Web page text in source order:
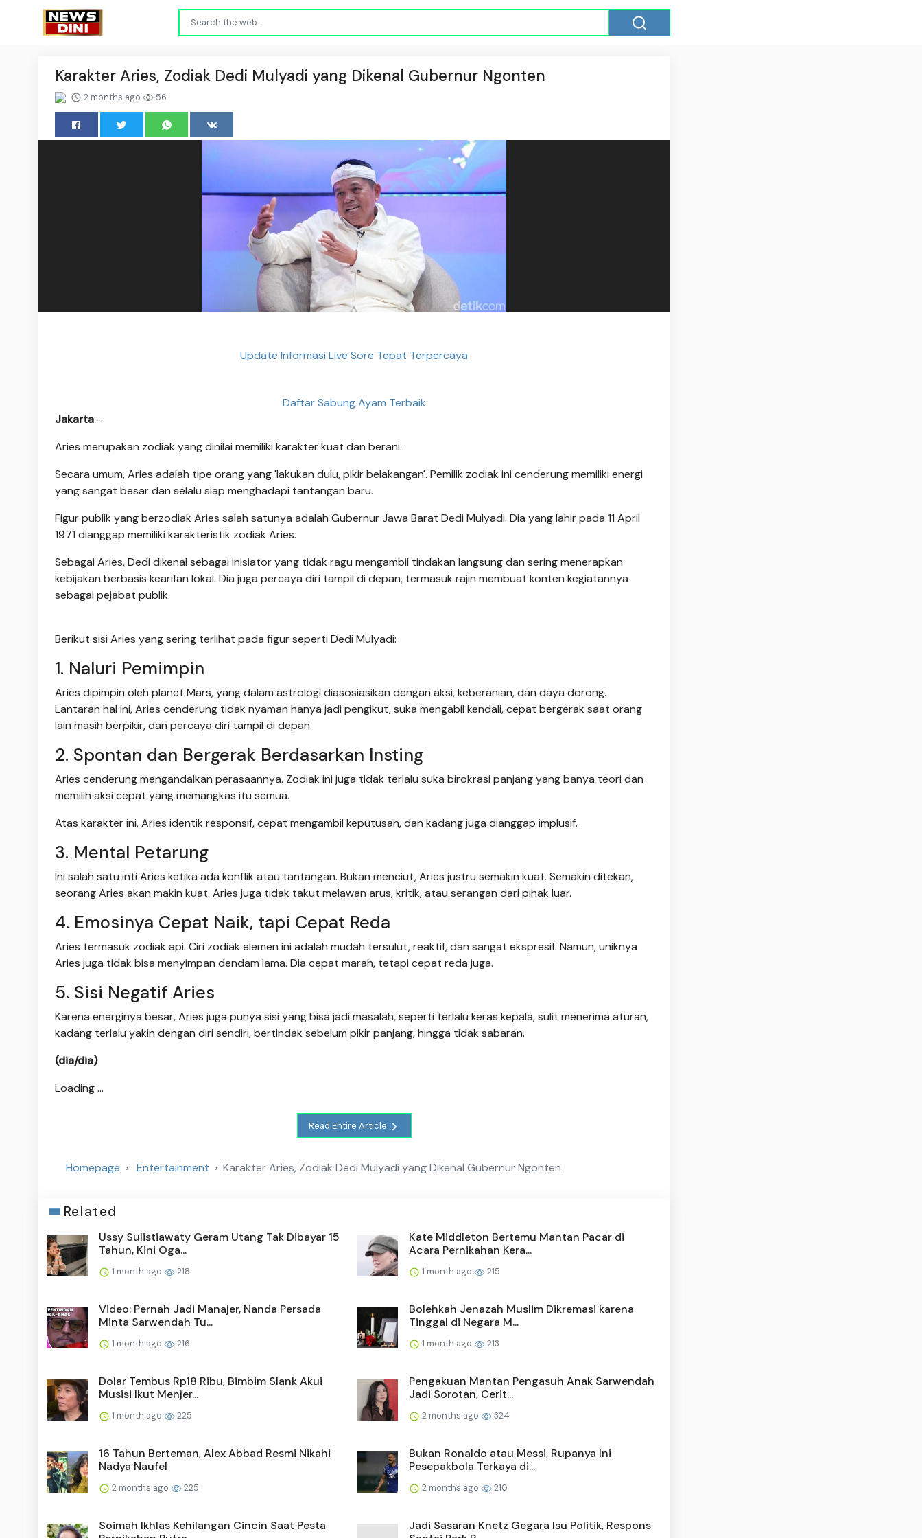
Karakter Aries, Zodiak Dedi Mulyadi yang Dikenal Gubernur Ngonten
2 months ago 56
Update Informasi Live Sore Tepat Terpercaya
Daftar Sabung Ayam Terbaik
Jakarta -
Aries merupakan zodiak yang dinilai memiliki karakter kuat dan berani.
Secara umum, Aries adalah tipe orang yang 'lakukan dulu, pikir belakangan'. Pemilik zodiak ini cenderung memiliki energi
yang sangat besar dan selalu siap menghadapi tantangan baru.
Figur publik yang berzodiak Aries salah satunya adalah Gubernur Jawa Barat Dedi Mulyadi. Dia yang lahir pada 11 April
1971 dianggap memiliki karakteristik zodiak Aries.
Sebagai Aries, Dedi dikenal sebagai inisiator yang tidak ragu mengambil tindakan langsung dan sering menerapkan
kebijakan berbasis kearifan lokal. Dia juga percaya diri tampil di depan, termasuk rajin membuat konten kegiatannya
sebagai pejabat publik.
Berikut sisi Aries yang sering terlihat pada figur seperti Dedi Mulyadi:
1. Naluri Pemimpin
Aries dipimpin oleh planet Mars, yang dalam astrologi diasosiasikan dengan aksi, keberanian, dan daya dorong.
Lantaran hal ini, Aries cenderung tidak nyaman hanya jadi pengikut, suka mengabil kendali, cepat bergerak saat orang
lain masih berpikir, dan percaya diri tampil di depan.
2. Spontan dan Bergerak Berdasarkan Insting
Aries cenderung mengandalkan perasaannya. Zodiak ini juga tidak terlalu suka birokrasi panjang yang banya teori dan
memilih aksi cepat yang memangkas itu semua.
Atas karakter ini, Aries identik responsif, cepat mengambil keputusan, dan kadang juga dianggap implusif.
3. Mental Petarung
Ini salah satu inti Aries ketika ada konflik atau tantangan. Bukan menciut, Aries justru semakin kuat. Semakin ditekan,
seorang Aries akan makin kuat. Aries juga tidak takut melawan arus, kritik, atau serangan dari pihak luar.
4. Emosinya Cepat Naik, tapi Cepat Reda
Aries termasuk zodiak api. Ciri zodiak elemen ini adalah mudah tersulut, reaktif, dan sangat ekspresif. Namun, uniknya
Aries juga tidak bisa menyimpan dendam lama. Dia cepat marah, tetapi cepat reda juga.
5. Sisi Negatif Aries
Karena energinya besar, Aries juga punya sisi yang bisa jadi masalah, seperti terlalu keras kepala, sulit menerima aturan,
kadang terlalu yakin dengan diri sendiri, bertindak sebelum pikir panjang, hingga tidak sabaran.
(dia/dia)
Loading ...
Read Entire Article
Homepage Entertainment Karakter Aries, Zodiak Dedi Mulyadi yang Dikenal Gubernur Ngonten
Related
Ussy Sulistiawaty Geram Utang Tak Dibayar 15
Tahun, Kini Oga...
1 month ago 218
Kate Middleton Bertemu Mantan Pacar di
Acara Pernikahan Kera...
1 month ago 215
Video: Pernah Jadi Manajer, Nanda Persada
Minta Sarwendah Tu...
1 month ago 216
Bolehkah Jenazah Muslim Dikremasi karena
Tinggal di Negara M...
1 month ago 213
Dolar Tembus Rp18 Ribu, Bimbim Slank Akui
Musisi Ikut Menjer...
1 month ago 225
Pengakuan Mantan Pengasuh Anak Sarwendah
Jadi Sorotan, Cerit...
2 months ago 324
16 Tahun Berteman, Alex Abbad Resmi Nikahi
Nadya Naufel
2 months ago 225
Bukan Ronaldo atau Messi, Rupanya Ini
Pesepakbola Terkaya di...
2 months ago 210
Soimah Ikhlas Kehilangan Cincin Saat Pesta
Jadi Sasaran Knetz Gegara Isu Politik, Respons